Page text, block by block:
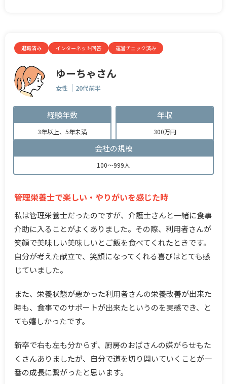
退職済み インターネット回答 運営チェック済み
ゆーちゃさん
女性 20代前半
経験年数
3年以上、5年未満
年収
300万円
会社の規模
100～999人
管理栄養士で楽しい・やりがいを感じた時
私は管理栄養士だったのですが、介護士さんと一緒に食事
介助に入ることがよくありました。その際、利用者さんが
笑顔で美味しい美味しいとご飯を食べてくれたときです。
自分が考えた献立で、笑顔になってくれる喜びはとても感
じていました。
また、栄養状態が悪かった利用者さんの栄養改善が出来た
時も、食事でのサポートが出来たというのを実感でき、と
ても嬉しかったです。
新卒で右も左も分からず、厨房のおばさんの嫌がらせもた
くさんありましたが、自分で道を切り開いていくことが一
番の成長に繋がったと思います。